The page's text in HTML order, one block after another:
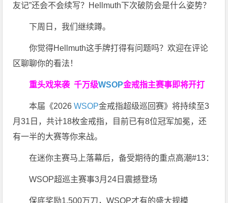
友记”还会不会续写？Hellmuth下次破防会是什么姿势？
下周日，我们继续蹲。
你觉得Hellmuth这手牌打得有问题吗？欢迎在评论
区聊聊你的看法！
重头戏来袭千万级WSOP金戒指主赛事即将开打
本届《2026WSOP金戒指超级巡回赛》将持续至3
月31日，共计18枚金戒指，目前已有8位冠军加冕，还
有一半的大赛等你来战。
在迷你主赛马上落幕后，备受期待的重点高潮#13：
WSOP超巡主赛事3月24日震撼登场
保底奖励1,500万刀，WSOP才有的盛大规模